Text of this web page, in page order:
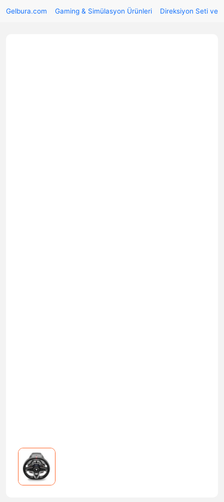
Gelbura.com Gaming & Simülasyon Ürünleri Direksiyon Seti ve